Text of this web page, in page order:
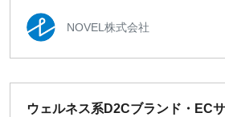
NOVEL株式会社
ウェルネス系D2Cブランド・EC